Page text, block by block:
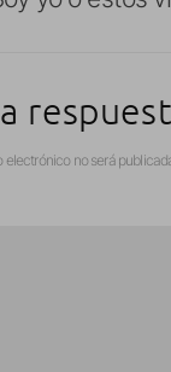
electrónico no será